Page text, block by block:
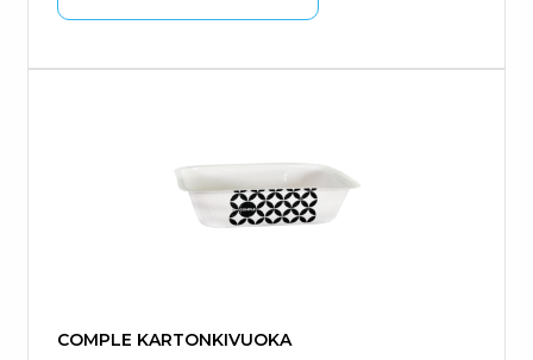
COMPLE KARTONKIVUOKA